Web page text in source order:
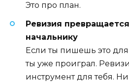
Это про план.
Ревизия
начальнику
Если ты пишешь это
ты уже проиграл.
инструмент для тебя.